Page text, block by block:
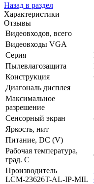
Назад в раздел
Характеристики
Отзывы
Видеовходов, всего
Видеовходы VGA
Серия
Пылевлагозащита
Конструкция
Диагональ дисплея
Максимальное
разрешение
Сенсорный экран
Яркость, нит
Питание, DC (V)
Рабочая температура,
град. C
Производитель
LCM-23626T-AL-IP-MIL